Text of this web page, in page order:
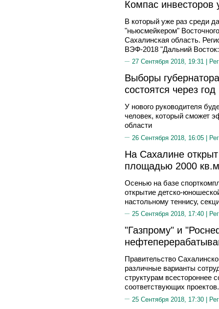
Компас инвесторов
В который уже раз среди
"ньюсмейкером"
Сахалинская область.
ВЭФ-2018 "Дальний
27 Сентября 2018, 19:31 |
Выборы
состоятся через год
У нового руководителя
человек, который сможет
области
26 Сентября 2018, 16:05 |
На Сахалине
площадью 2000 кв.м
Осенью на базе
открытие детско-
настольному теннису,
25 Сентября 2018, 17:40 |
"Газпрому" и
Правительство
различные варианты
структурам всестороннее
соответствующих проектов.
25 Сентября 2018, 17:30 |